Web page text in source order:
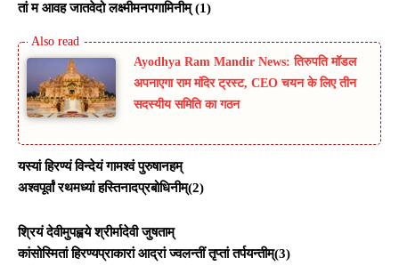
तां म आवह जातवेदो लक्ष्मीमनपगामिनीम् (1)
Ayodhya Ram Mandir News: तिरुपति मॉडल
अपनाएगा राम मंदिर ट्रस्ट, CEO चयन के लिए तीन
सदस्यीय समिति का गठन
यस्यां हिरण्यं विन्देयं गामश्वं पुरुषानहम्
अश्वपूर्वां रथमध्यां हस्तिनादप्रबोधिनीम्(2)
श्रियं देवीमुपह्वये श्रीर्मादेवी जुषताम्
कांसोस्मितां हिरण्यप्राकारां आद्रां ज्वलन्तीं तृप्तां तर्पयन्तीम्(3)